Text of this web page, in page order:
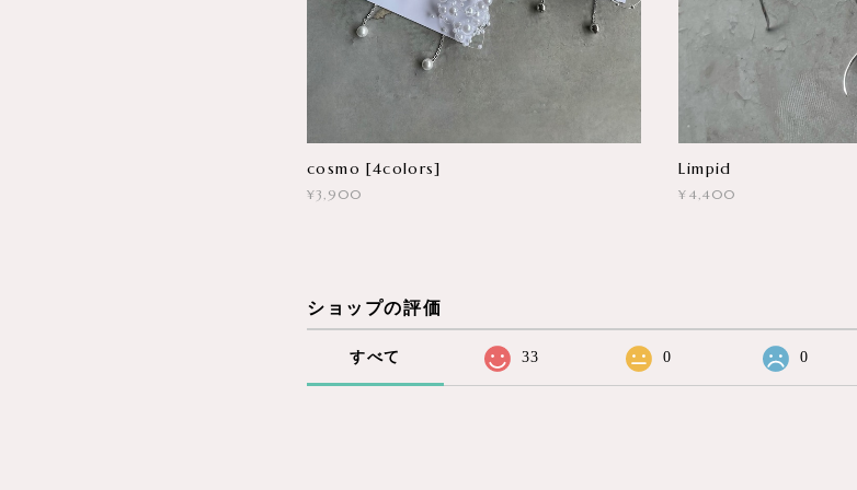
cosmo [4colors]
¥3,900
Limpid
¥4,400
ショップの評価
すべて 33 0 0